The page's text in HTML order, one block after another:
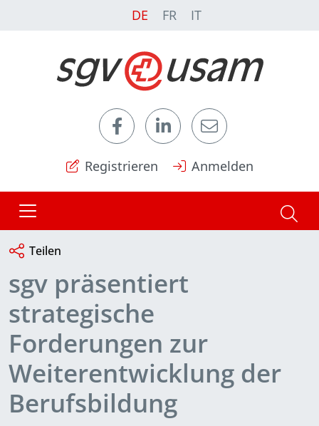
DE FR IT
Registrieren Anmelden
Teilen
sgv präsentiert
strategische
Forderungen zur
Weiterentwicklung der
Berufsbildung